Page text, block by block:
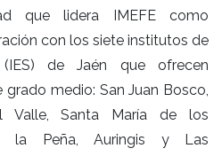
que lidera IMEFE como
con los siete institutos de
(IES) de Jaén que ofrecen
medio: San Juan Bosco,
Valle, Santa María de los
la Peña, Auringis y Las